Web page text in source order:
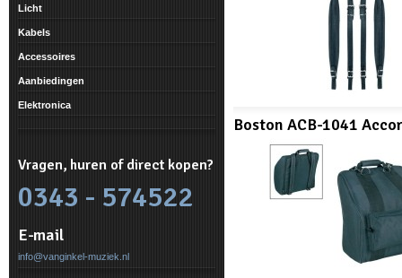
Boston ACB-1041
Licht
Kabels
Accessoires
Aanbiedingen
Elektronica
Vragen, huren of direct kopen?
0343 - 574522
E-mail
info@vanginkel-muziek.nl